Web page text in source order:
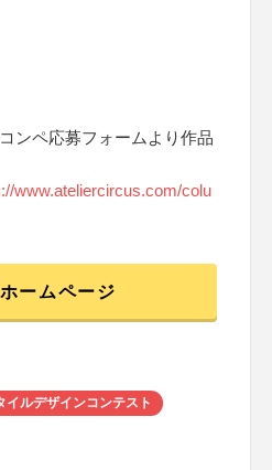
ンペ応募フォームより作品
www.ateliercircus.com/colu
ームページ
イルデザインコンテスト